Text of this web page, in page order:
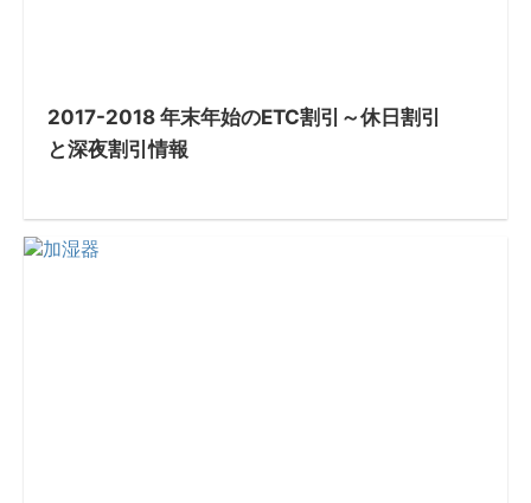
2017-2018 年末年始のETC割引～休日割引
と深夜割引情報